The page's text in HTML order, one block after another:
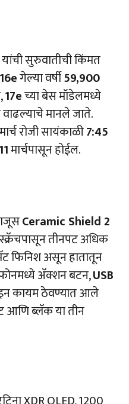
यांची सुरुवातीची किंमत
गेल्या वर्षी59,900
17eच्या बेस मॉडेलमध्ये
मानले जाते.
रोजी सायंकाळी7:45
11मार्चपासून होईल.
Ceramic Shield 2
तीनपट अधिक
फिनिश असून हातातून
ॲक्शन बटन,USB
कायम ठेवण्यात आले
आणि ब्लॅक या तीन